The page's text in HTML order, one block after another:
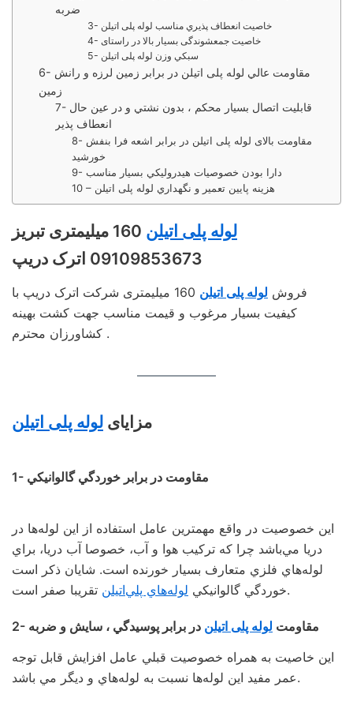
ضربه
3- خاصيت انعطاف پذيري مناسب لوله پلی اتیلن
4- خاصيت جمعشوندگی بسيار بالا در راستای
5- سبكي وزن لوله پلی اتیلن
6- مقاومت عالي لوله پلی اتیلن در برابر زمين لرزه و رانش
زمين
7- قابليت اتصال بسيار محكم ، بدون نشتي و در عين حال
انعطاف پذير
8- مقاومت بالای لوله پلی اتیلن در برابر اشعه فرا بنفش
خورشيد
9- دارا بودن خصوصيات هيدروليكي بسيار مناسب
10 – هزينه پايين تعمير و نگهداري لوله پلی اتیلن
لوله پلی اتیلن
160 میلیمتری تبریز
09109853673 اترک دریپ
فروش لوله پلی اتیلن
160 میلیمتری شرکت اترک دریپ با
کیفیت بسیار مرغوب و قیمت مناسب جهت کشت بهینه
کشاورزان محترم .
مزايای لوله پلی اتيلن
1- مقاومت در برابر خوردگي گالوانيكي
اين خصوصيت در واقع مهمترين عامل استفاده از اين لوله‌ها در
دريا مي‌باشد چرا كه تركيب هوا و آب، خصوصا آب دريا، براي
لوله‌هاي فلزي متعارف بسيار خورنده است. شايان ذكر است
خوردگي گالوانيكي لوله‌هاي پلي‌اتيلن تقريبا صفر است.
2- مقاومت لوله پلی اتیلن در برابر پوسيدگي ، سايش و ضربه
اين خاصيت به همراه خصوصيت قبلي عامل افزايش قابل توجه
عمر مفيد اين لوله‌ها نسبت به لوله‌هاي و ديگر مي‌ باشد.